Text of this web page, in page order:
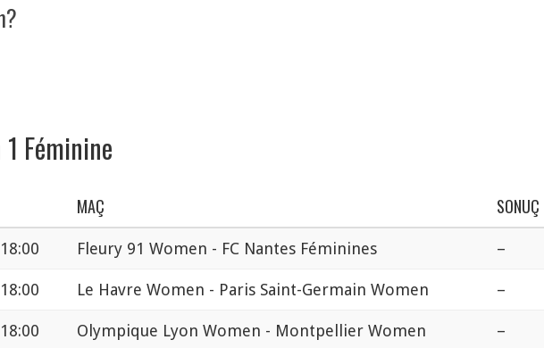
Féminine
MAÇ SONUÇ
Fleury 91 Women - FC Nantes Féminines –
Le Havre Women - Paris Saint-Germain Women –
Olympique Lyon Women - Montpellier Women –